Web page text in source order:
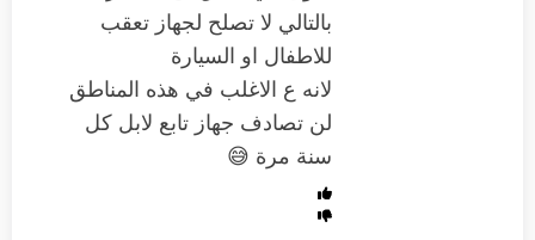
بالتالي لا تصلح لجهاز تعقب
للاطفال او السيارة
لانه ع الاغلب في هذه المناطق
لن تصادف جهاز تابع لابل كل
سنة مرة 😅